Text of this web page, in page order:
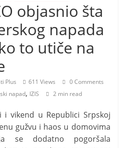
objasnio šta
napada
to utiče na
Plus 611 Views
0 Comments
napad, IZIS 2 min read
i vikend u Republici Srpskoj
gužvu i haos u domovima
se dodatno pogoršala